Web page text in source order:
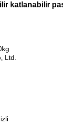
katlanabilir
Ltd.